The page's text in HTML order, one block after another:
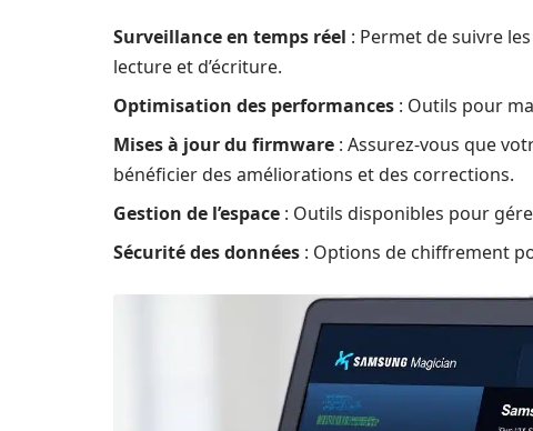
Surveillance en temps réel : Permet de suivre
lecture et d’écriture.
Optimisation des performances : Outils pour
Mises à jour du firmware : Assurez-vous que
bénéficier des améliorations et des corrections.
Gestion de l’espace : Outils disponibles pour
Sécurité des données : Options de chiffrement